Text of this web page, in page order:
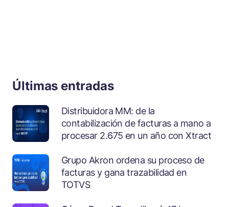
Últimas entradas
Distribuidora MM: de la
contabilización de facturas a mano a
procesar 2.675 en un año con Xtract
Grupo Akron ordena su proceso de
facturas y gana trazabilidad en
TOTVS